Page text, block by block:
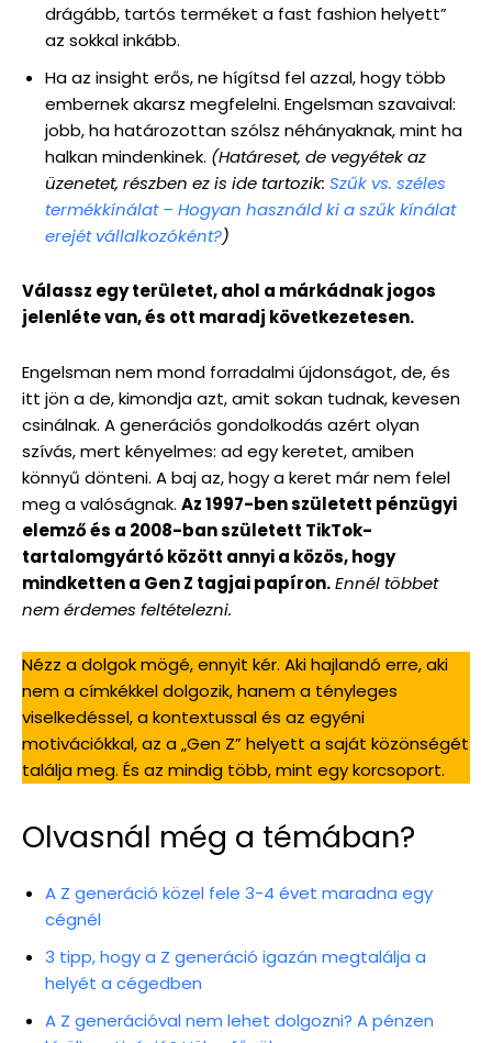
drágább, tartós terméket a fast fashion helyett”
az sokkal inkább.
Ha az insight erős, ne hígítsd fel azzal, hogy több
embernek akarsz megfelelni. Engelsman szavaival:
jobb, ha határozottan szólsz néhányaknak, mint ha
halkan mindenkinek. (Határeset, de vegyétek az
üzenetet, részben ez is ide tartozik: Szűk vs. széles
termékkínálat – Hogyan használd ki a szűk kínálat
erejét vállalkozóként?)
Válassz egy területet, ahol a márkádnak jogos
jelenléte van, és ott maradj következetesen.
Engelsman nem mond forradalmi újdonságot, de, és
itt jön a de, kimondja azt, amit sokan tudnak, kevesen
csinálnak. A generációs gondolkodás azért olyan
szívás, mert kényelmes: ad egy keretet, amiben
könnyű dönteni. A baj az, hogy a keret már nem felel
meg a valóságnak. Az 1997-ben született pénzügyi
elemző és a 2008-ban született TikTok-
tartalomgyártó között annyi a közös, hogy
mindketten a Gen Z tagjai papíron.Ennél többet
nem érdemes feltételezni.
Nézz a dolgok mögé, ennyit kér. Aki hajlandó erre, aki
nem a címkékkel dolgozik, hanem a tényleges
viselkedéssel, a kontextussal és az egyéni
motivációkkal, az a „Gen Z” helyett a saját közönségét
találja meg. És az mindig több, mint egy korcsoport.
Olvasnál még a témában?
A Z generáció közel fele 3-4 évet maradna egy
cégnél
3 tipp, hogy a Z generáció igazán megtalálja a
helyét a cégedben
A Z generációval nem lehet dolgozni? A pénzen